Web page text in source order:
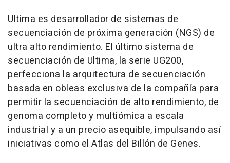
Ultima es desarrollador de sistemas de
secuenciación de próxima generación (NGS) de
ultra alto rendimiento. El último sistema de
secuenciación de Ultima, la serie UG200,
perfecciona la arquitectura de secuenciación
basada en obleas exclusiva de la compañía para
permitir la secuenciación de alto rendimiento, de
genoma completo y multiómica a escala
industrial y a un precio asequible, impulsando así
iniciativas como el Atlas del Billón de Genes.